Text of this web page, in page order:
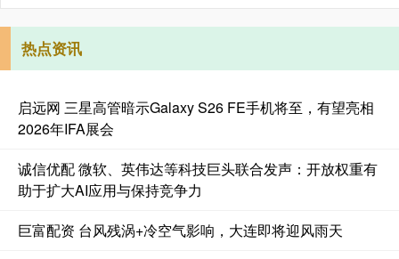
热点资讯
启远网 三星高管暗示Galaxy S26 FE手机将至，有望亮相
2026年IFA展会
诚信优配 微软、英伟达等科技巨头联合发声：开放权重有
助于扩大AI应用与保持竞争力
巨富配资 台风残涡+冷空气影响，大连即将迎风雨天